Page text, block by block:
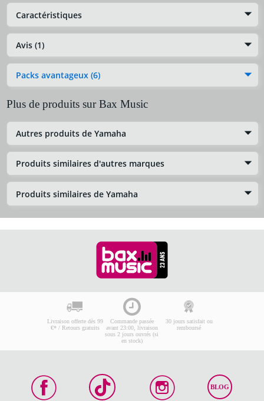
Caractéristiques
Avis (1)
Packs avantageux (6)
Plus de produits sur Bax Music
Autres produits de Yamaha
Produits similaires d'autres marques
Produits similaires de Yamaha
Livraison offerte dès 99
€* / Retours gratuits
Commande passée
avant 23:00, livraison
sous 2 jours ouvrés (si
en stock)
30 jours satisfait ou
remboursé
BLOG